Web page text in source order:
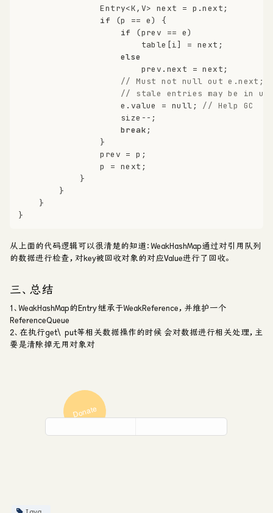
                Entry<K,V> next = p.next;
if (p == e) {
if
(prev == e)
                        table[i] = next;
else
                        prev.next = next;
// Must not null out e.next;
// stale entries may be in
                    e.value =
null ; // Help GC
                    size--;
break ;
                }
                prev = p;
                p = next;
            }
        }
    }
}
从上面的代码逻辑可以很清楚的知道：WeakHashMap通过对引用队列
的数据进行检查，对key被回收对象的对应Value进行了回收。
三、总结
1、WeakHashMap的Entry 继承于WeakReference，并维护一个
ReferenceQueue
2、在执行get\put等相关数据操作的时候 会对数据进行相关处理，主
要是清除掉无用对象对
Donate